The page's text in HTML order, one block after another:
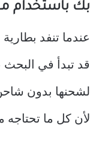
بك باستخدام
عندما تنفد بطارية
قد تبدأ في
لشحنها بدون
لأن كل ما تحتاجه